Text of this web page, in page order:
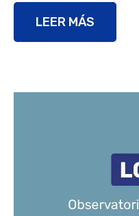
LEER MÁS